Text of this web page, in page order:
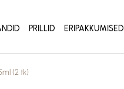
PRILLID ERIPAKKUMISED
(2 tk)